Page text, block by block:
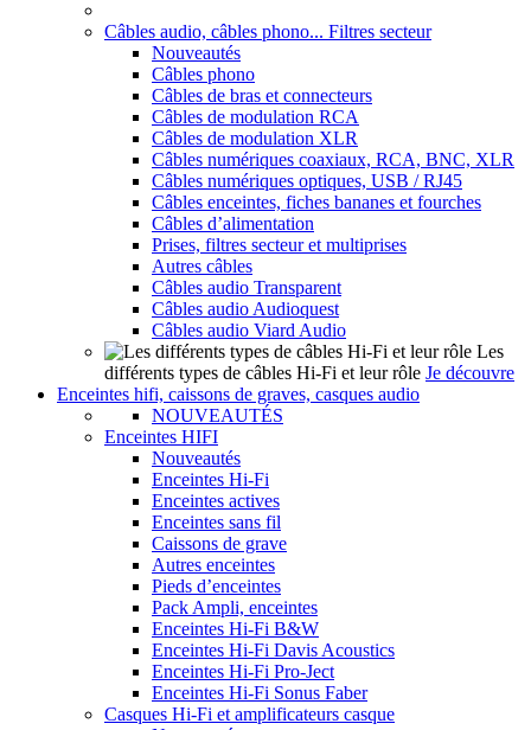
Câbles audio, câbles phono... Filtres secteur
Nouveautés
Câbles phono
Câbles de bras et connecteurs
Câbles de modulation RCA
Câbles de modulation XLR
Câbles numériques coaxiaux, RCA, BNC, XLR
Câbles numériques optiques, USB / RJ45
Câbles enceintes, fiches bananes et fourches
Câbles d’alimentation
Prises, filtres secteur et multiprises
Autres câbles
Câbles audio Transparent
Câbles audio Audioquest
Câbles audio Viard Audio
Les
différents types de câbles Hi-Fi et leur rôle Je découvre
Enceintes hifi, caissons de graves, casques audio
NOUVEAUTÉS
Enceintes HIFI
Nouveautés
Enceintes Hi-Fi
Enceintes actives
Enceintes sans fil
Caissons de grave
Autres enceintes
Pieds d’enceintes
Pack Ampli, enceintes
Enceintes Hi-Fi B&W
Enceintes Hi-Fi Davis Acoustics
Enceintes Hi-Fi Pro-Ject
Enceintes Hi-Fi Sonus Faber
Casques Hi-Fi et amplificateurs casque